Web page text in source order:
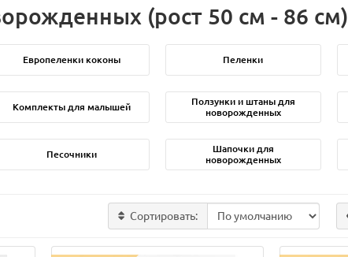
(рост 50 см - 86 см)
Европеленки коконы Пеленки
Комплекты для малышей
Ползунки и штаны для
новорожденных
Песочники
Шапочки для
новорожденных
Сортировать: